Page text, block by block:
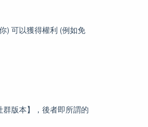
) 可以獲得權利 (例如免
版本】，後者即所謂的